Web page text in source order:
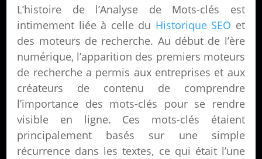
L’histoire de l’Analyse de Mots-clés est
intimement liée à celle du Historique SEO et
des moteurs de recherche. Au début de l’ère
numérique, l’apparition des premiers moteurs
de recherche a permis aux entreprises et aux
créateurs de contenu de comprendre
l’importance des mots-clés pour se rendre
visible en ligne. Ces mots-clés étaient
principalement basés sur une simple
récurrence dans les textes, ce qui était l’une